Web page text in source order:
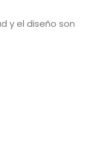
y el diseño son